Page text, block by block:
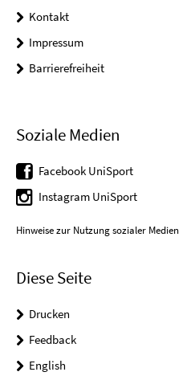
Kontakt
Impressum
Barrierefreiheit
Soziale Medien
Facebook UniSport
Instagram UniSport
Hinweise zur Nutzung sozialer Medien
Diese Seite
Drucken
Feedback
English